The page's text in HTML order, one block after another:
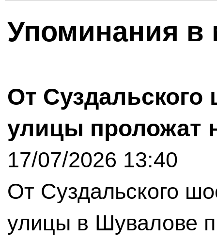
Упоминания в
От Суздальского
улицы проложат
17/07/2026 13:40
От Суздальского
улицы в Шувалове